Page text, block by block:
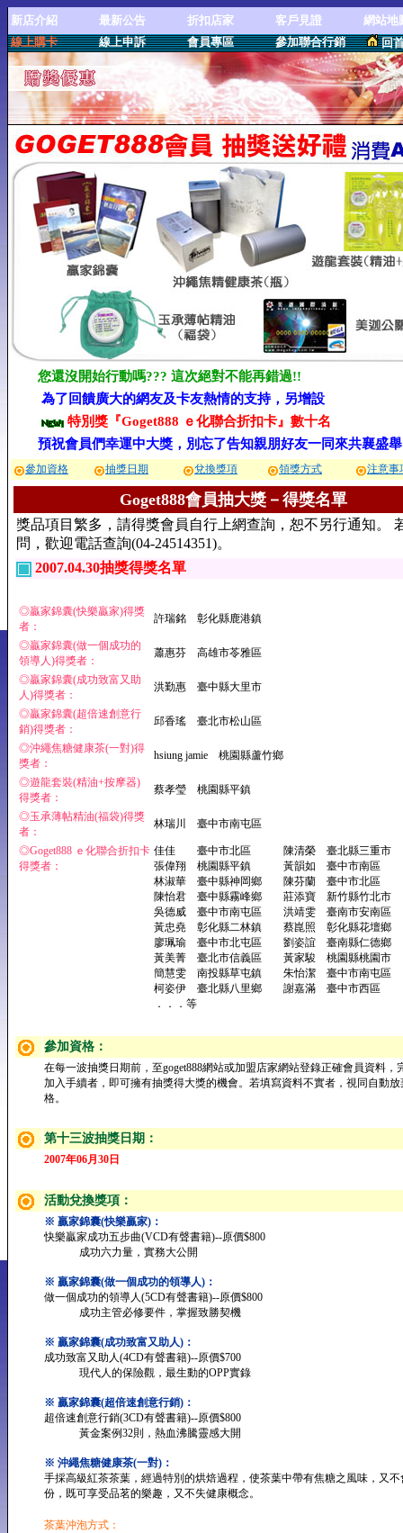
新店介紹 最新公告 折扣店家 客戶見證
網站地
線上購卡
線上申訴 會員專區 參加聯合行銷 回
您還沒開始行動嗎??? 這次絕對不能再錯過!!
為了回饋廣大的網友及卡友熱情的支持，另增設
特別獎『Goget888 ｅ化聯合折扣卡』數十名
預祝會員們幸運中大獎，別忘了告知親朋好友一同來共襄盛舉
參加資格 抽獎日期 兌換獎項 領獎方式 注意事
Goget888會員抽大獎－得獎名單
獎品項目繁多，請得獎會員自行上網查詢，恕不另行通知。
問，歡迎電話查詢(04-24514351)。
2007.04.30抽獎得獎名單
◎贏家錦囊(快樂贏家)得獎
者：
許瑞銘 彰化縣鹿港鎮
◎贏家錦囊(做一個成功的
領導人)得獎者：
蕭惠芬 高雄市苓雅區
◎贏家錦囊(成功致富又助
人)得獎者：
洪勤惠 臺中縣大里市
◎贏家錦囊(超倍速創意行
銷)得獎者：
邱香瑤 臺北市松山區
◎沖繩焦糖健康茶(一對)得
獎者：
hsiung jamie 桃園縣蘆竹鄉
◎遊龍套裝(精油+按摩器)
得獎者：
蔡孝瑩 桃園縣平鎮
◎玉承薄帖精油(福袋)得獎
者：
林瑞川 臺中市南屯區
◎Goget888 ｅ化聯合折扣卡
得獎者：
佳佳 臺中市北區 陳清榮 臺北縣三重市
張偉翔 桃園縣平鎮 黃韻如 臺中市南區
林淑華 臺中縣神岡鄉 陳芬蘭 臺中市北區
陳怡君 臺中縣霧峰鄉 莊添寶 新竹縣竹北市
吳德威 臺中市南屯區 洪靖雯 臺南市安南區
黃忠堯 彰化縣二林鎮 蔡崑照 彰化縣花壇鄉
廖珮瑜 臺中市北屯區 劉姿誼 臺南縣仁德鄉
黃美菁 臺北市信義區 黃家駿 桃園縣桃園市
簡慧雯 南投縣草屯鎮 朱怡潔 臺中市南屯區
柯姿伊 臺北縣八里鄉 謝嘉滿 臺中市西區
．．．等
參加資格：
在每一波抽獎日期前，至goget888網站或加盟店家網站登錄正確會員資料，
加入手續者，即可擁有抽獎得大獎的機會。若填寫資料不實者，視同自動放
格。
第十三波抽獎日期：
2007年06月30日
活動兌換獎項：
※ 贏家錦囊(快樂贏家)：
快樂贏家成功五步曲(VCD有聲書籍)--原價$800
成功六力量，實務大公開
※ 贏家錦囊(做一個成功的領導人)：
做一個成功的領導人(5CD有聲書籍)--原價$800
成功主管必修要件，掌握致勝契機
※ 贏家錦囊(成功致富又助人)：
成功致富又助人(4CD有聲書籍)--原價$700
現代人的保險觀，最生動的OPP實錄
※ 贏家錦囊(超倍速創意行銷)：
超倍速創意行銷(3CD有聲書籍)--原價$800
黃金案例32則，熱血沸騰靈感大開
※ 沖繩焦糖健康茶(一對)：
手採高級紅茶茶葉，經過特別的烘焙過程，使茶葉中帶有焦糖之風味，又不
份，既可享受品茗的樂趣，又不失健康概念。
茶葉沖泡方式：